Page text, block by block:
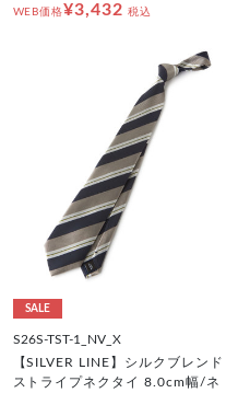
WEB価格¥3,432 税込
SALE
S26S-TST-1_NV_X
【SILVER LINE】シルクブレンド
ストライプネクタイ 8.0cm幅/ネ